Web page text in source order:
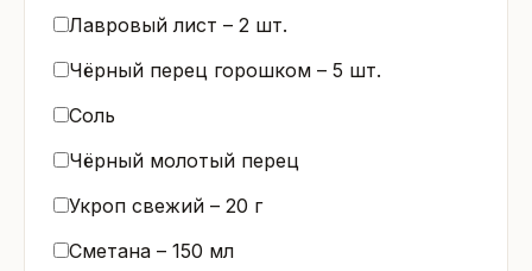
Лавровый лист – 2 шт.
Чёрный перец горошком – 5 шт.
Соль
Чёрный молотый перец
Укроп свежий – 20 г
Сметана – 150 мл